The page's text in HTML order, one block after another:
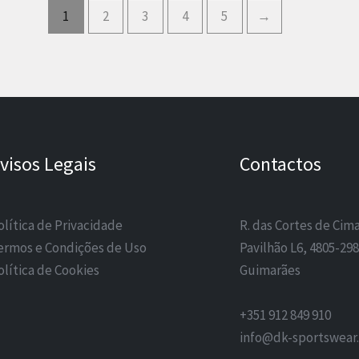
1 2 3 4 5 →
Legais
de Privacidade
e Condições de Uso
de Cookies
Contactos
R. das Cortes de
Pavilhão L6, 4805-298
Guimarães
+351 912 849 910
info@dk-